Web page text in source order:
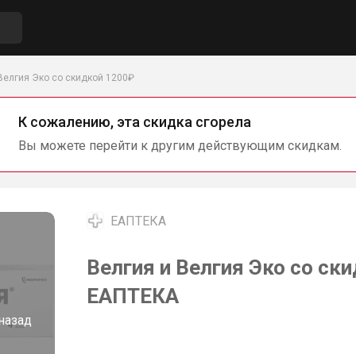
Эко со скидкой 1200₽
К сожалению, эта скидка сгорела
Вы можете перейти к другим действующим скидкам.
ЕАПТЕКА
Велгия и Велгия Эко со
ЕАПТЕКА